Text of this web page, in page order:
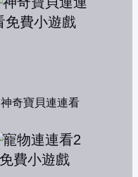
神奇寶貝連連看